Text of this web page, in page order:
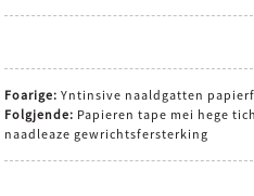
Foarige: Yntinsive naaldgatten
Folgjende: Papieren tape mei hege
naadleaze gewrichtsfersterking